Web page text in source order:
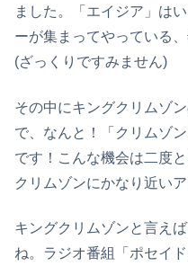
ました。「エイジア」は
ーが集まってやっている
(ざっくりですみません)
その中にキングクリムゾ
で、なんと！「クリムゾ
です！こんな機会は二度
クリムゾンにかなり近いア
キングクリムゾンと言え
ね。ラジオ番組「ポセイド